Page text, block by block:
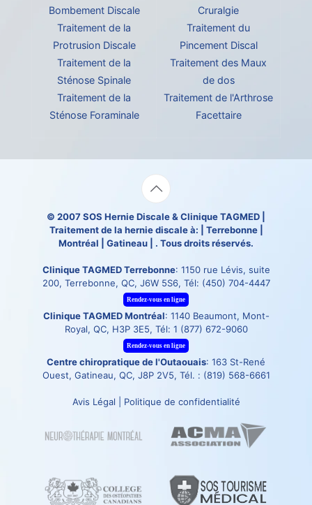
Bombement Discale
Traitement de la
Protrusion Discale
Traitement de la
Sténose Spinale
Traitement de la
Sténose Foraminale
Cruralgie
Traitement du
Pincement Discal
Traitement des Maux
de dos
Traitement de l'Arthrose
Facettaire
© 2007SOS Hernie Discale&Clinique TAGMED
Traitement de la hernie discale à: | Terrebonne |
Montréal | Gatineau | . Tous droits réservés.
Clinique TAGMED Terrebonne: 1150 rue Lévis, suite
200, Terrebonne, QC, J6W 5S6, Tél: (450) 704-4447
Rendez-vous en ligne
Clinique TAGMED Montréal: 1140 Beaumont, Mont-
Royal, QC, H3P 3E5, Tél: 1 (877) 672-9060
Rendez-vous en ligne
Centre chiropratique de l'Outaouais: 163 St-René
Ouest, Gatineau, QC, J8P 2V5, Tél. : (819) 568-6661
Avis Légal Politique de confidentialité